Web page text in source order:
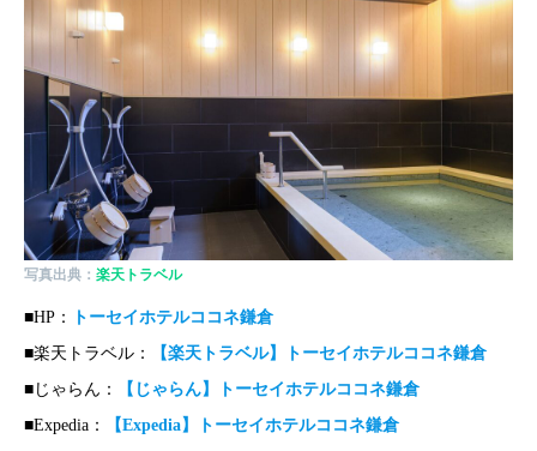
写真出典： 楽天トラベル
■HP：
トーセイホテルココネ鎌倉
■楽天トラベル：
【楽天トラベル】トーセイホテルココネ鎌倉
■じゃらん：
【じゃらん】トーセイホテルココネ鎌倉
■Expedia：
【Expedia】トーセイホテルココネ鎌倉